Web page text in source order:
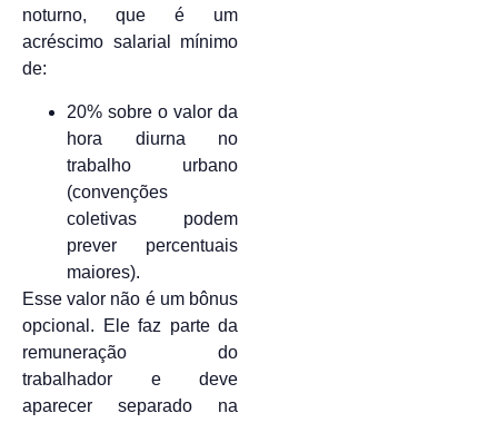
noturno, que é um
acréscimo salarial mínimo
de:
20% sobre o valor da
hora diurna no
trabalho urbano
(convenções
coletivas podem
prever percentuais
maiores).
Esse valor não é um bônus
opcional. Ele faz parte da
remuneração do
trabalhador e deve
aparecer separado na